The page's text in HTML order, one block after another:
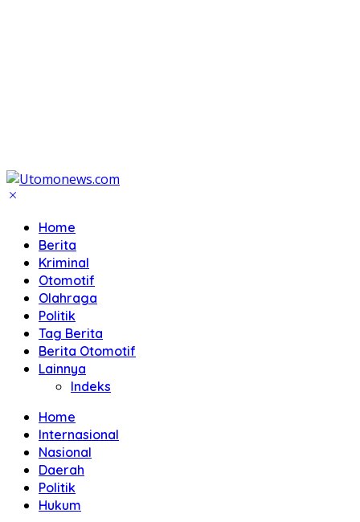
Home
Berita
Kriminal
Otomotif
Olahraga
Politik
Tag Berita
Berita Otomotif
Lainnya
Indeks
Home
Internasional
Nasional
Daerah
Politik
Hukum